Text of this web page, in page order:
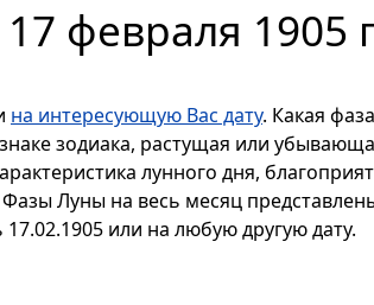
февраля 1905
на интересующую Вас дату. Какая
зодиака, растущая или
лунного дня,
Луны на весь месяц
или на любую другую дату.